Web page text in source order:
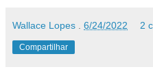
Wallace Lopes 6/24/2022 2
Compartilhar